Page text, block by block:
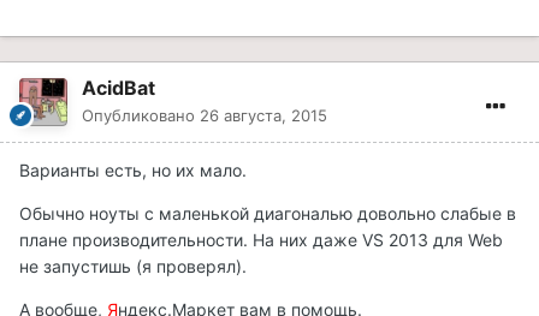
AcidBat
Опубликовано 26 августа, 2015
Варианты есть, но их мало.
Обычно ноуты с маленькой диагональю довольно слабые в
плане производительности. На них даже VS 2013 для Web
не запустишь (я проверял).
А вообще, Яндекс.Маркет вам в помощь.